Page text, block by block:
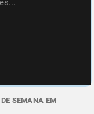
SEMANA EM